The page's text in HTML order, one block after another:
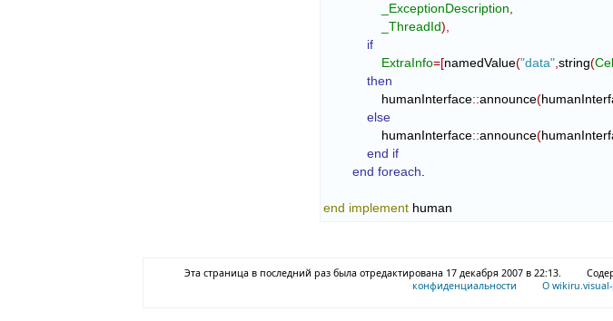
_ExceptionDescription,
_ThreadId),
if
ExtraInfo=[namedValue("data",string(
then
                humanInterface
::announce(
else
                humanInterface
::announce(
end if
end foreach.
end implement human
Эта страница в последний раз была отредактирована 17 декабря 2007 в 22:13.
конфиденциальности
О